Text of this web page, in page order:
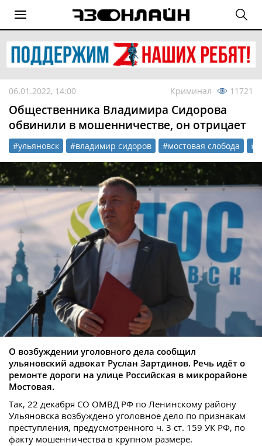
06.01.2022, 14:00 Криминал 11721
Общественника Владимира Сидорова
обвинили в мошенничестве, он отрицает
#ульяновск #владимир сидоров #мостовая слобода
О возбуждении уголовного дела сообщил
ульяновский адвокат Руслан Зартдинов. Речь идёт о
ремонте дороги на улице Российская в микрорайоне
Мостовая.
Так, 22 декабря СО ОМВД РФ по Ленинскому району
Ульяновска возбуждено уголовное дело по признакам
преступления, предусмотренного ч. 3 ст. 159 УК РФ, по
факту мошенничества в крупном размере.